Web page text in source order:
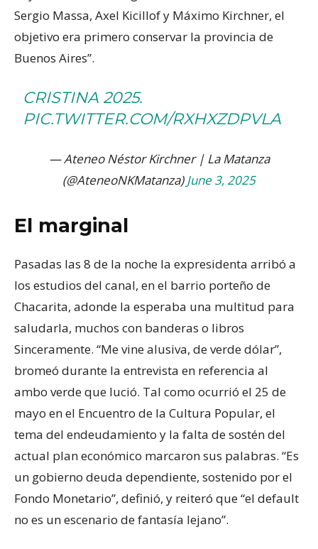
Sergio Massa, Axel Kicillof y Máximo Kirchner, el
objetivo era primero conservar la provincia de
Buenos Aires”.
CRISTINA 2025.
PIC.TWITTER.COM/RXHXZDPVLA
— Ateneo Néstor Kirchner | La Matanza
(@AteneoNKMatanza)June 3, 2025
El marginal
Pasadas las 8 de la noche la expresidenta arribó a
los estudios del canal, en el barrio porteño de
Chacarita, adonde la esperaba una multitud para
saludarla, muchos con banderas o libros
Sinceramente. “Me vine alusiva, de verde dólar”,
bromeó durante la entrevista en referencia al
ambo verde que lució. Tal como ocurrió el 25 de
mayo en el Encuentro de la Cultura Popular, el
tema del endeudamiento y la falta de sostén del
actual plan económico marcaron sus palabras. “Es
un gobierno deuda dependiente, sostenido por el
Fondo Monetario”, definió, y reiteró que “el default
no es un escenario de fantasía lejano”.